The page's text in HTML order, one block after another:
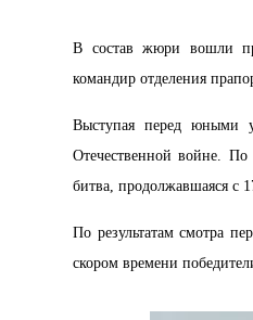
В состав жюри вошли
командир отделения
Выступая перед юными
Отечественной войне. По
битва, продолжавшаяся с
По результатам смотра
скором времени